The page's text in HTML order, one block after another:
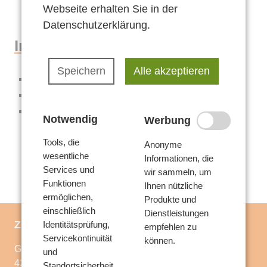
Beschwerde
Angebote
Offene Sprechstunde
Kontakt
Anfrage stellen
Voraussetzungen
Leistungen
Aufgaben
…genauer betrachtet
Voraussetzungen
Leistungen
Aufgaben
Teilnahmebedingungen
Anfahrt
Inhalt
Hintergründe
Symptomatik bei Kindern und Jugendlichen
Zentrum Familienhilfe
Große Hakenstraße 45
42283 Wuppertal
Webseite erhalten Sie in der
Datenschutzerklärung.
Speichern Alle akzeptieren
Notwendig
Tools, die
wesentliche
Services und
Funktionen
ermöglichen,
einschließlich
Identitätsprüfung,
Servicekontinuität
und
Werbung
Anonyme
Informationen, die
wir sammeln, um
Ihnen nützliche
Produkte und
Dienstleistungen
empfehlen zu
können.